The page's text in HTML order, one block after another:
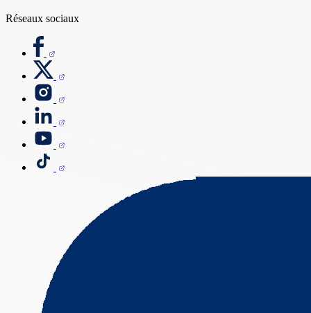
Réseaux sociaux